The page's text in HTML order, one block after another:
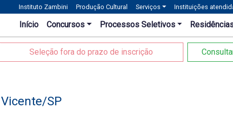
Instituto Zambini Produção Cultural Serviços Instituições
Início Concursos Processos Seletivos
Seleção fora do prazo de inscrição
SP